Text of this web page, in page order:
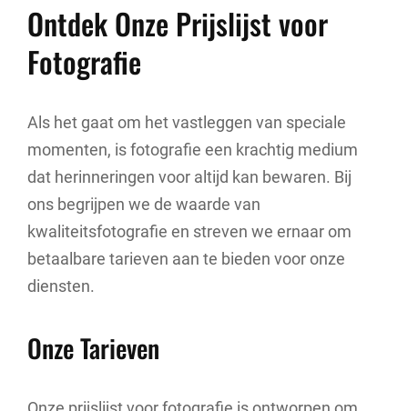
Ontdek Onze Prijslijst voor
Fotografie
Als het gaat om het vastleggen van speciale
momenten, is fotografie een krachtig medium
dat herinneringen voor altijd kan bewaren. Bij
ons begrijpen we de waarde van
kwaliteitsfotografie en streven we ernaar om
betaalbare tarieven aan te bieden voor onze
diensten.
Onze Tarieven